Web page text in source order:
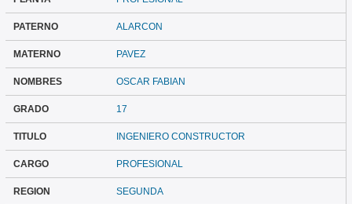
PATERNO ALARCON
MATERNO PAVEZ
NOMBRES OSCAR FABIAN
GRADO 17
TITULO INGENIERO CONSTRUCTOR
CARGO PROFESIONAL
REGION SEGUNDA